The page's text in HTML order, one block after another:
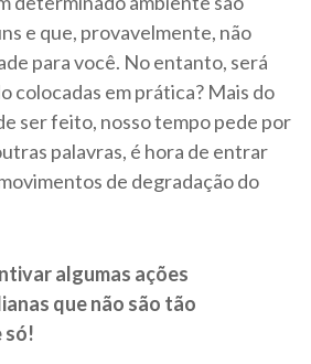
e que, provavelmente, não
para você. No entanto, será
colocadas em prática? Mais do
ser feito, nosso tempo pede por
palavras, é hora de entrar
de degradação do
algumas ações
que não são tão
só!